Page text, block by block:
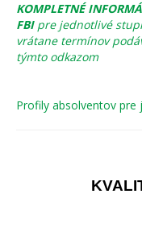
KOMPLETNÉ
FBIpre jednotlivé
vrátane termínov
týmto odkazom
Profily absolventov pre